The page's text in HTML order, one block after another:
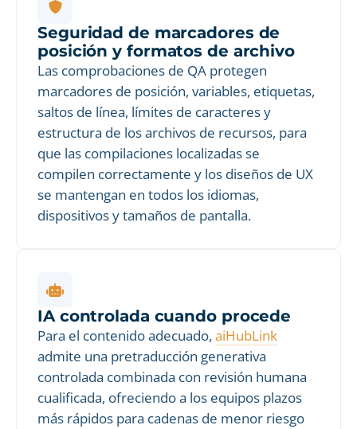
Seguridad de marcadores de
posición y formatos de archivo
Las comprobaciones de QA protegen
marcadores de posición, variables, etiquetas,
saltos de línea, límites de caracteres y
estructura de los archivos de recursos, para
que las compilaciones localizadas se
compilen correctamente y los diseños de UX
se mantengan en todos los idiomas,
dispositivos y tamaños de pantalla.
IA controlada cuando procede
Para el contenido adecuado, aiHubLink
admite una pretraducción generativa
controlada combinada con revisión humana
cualificada, ofreciendo a los equipos plazos
más rápidos para cadenas de menor riesgo